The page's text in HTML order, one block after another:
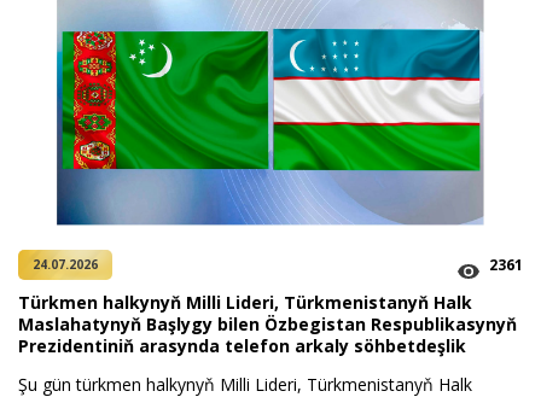
24.07.2026 2361
Türkmen halkynyň Milli Lideri, Türkmenistanyň Halk
Maslahatynyň Başlygy bilen Özbegistan Respublikasynyň
Prezidentiniň arasynda telefon arkaly söhbetdeşlik
Şu gün türkmen halkynyň Milli Lideri, Türkmenistanyň Halk